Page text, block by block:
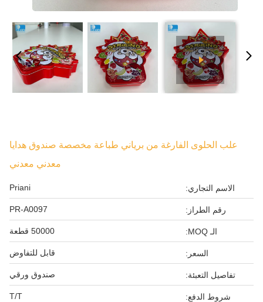
علب الحلوى الفارغة من برياني طباعة مخصصة صندوق هدايا
معدني معدني
الاسم التجاري: Priani
رقم الطراز: PR-A0097
الـ MOQ: 50000 قطعة
السعر: قابل للتفاوض
تفاصيل التعبئة: صندوق ورقي
شروط الدفع: T/T